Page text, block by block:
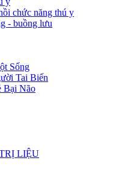
chức năng thú y
- buồng lưu
Sống
Tai Biến
Bại Não
LIỆU